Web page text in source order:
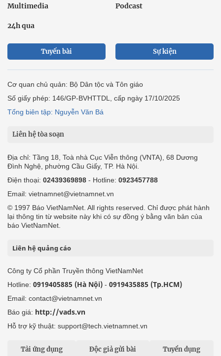
Multimedia Podcast
24h qua
Tuyến bài Sự kiện
Cơ quan chủ quản: Bộ Dân tộc và Tôn giáo
Số giấy phép: 146/GP-BVHTTDL, cấp ngày 17/10/2025
Tổng biên tập: Nguyễn Văn Bá
Liên hệ tòa soạn
Địa chỉ: Tầng 18, Toà nhà Cục Viễn thông (VNTA), 68 Dương
Đình Nghệ, phường Cầu Giấy, TP. Hà Nội.
Điện thoại: 02439369898 - Hotline: 0923457788
Email: vietnamnet@vietnamnet.vn
© 1997 Báo VietNamNet. All rights reserved. Chỉ được phát hành
lại thông tin từ website này khi có sự đồng ý bằng văn bản của
báo VietNamNet.
Liên hệ quảng cáo
Công ty Cổ phần Truyền thông VietNamNet
Hotline: 0919405885 (Hà Nội) - 0919435885 (Tp.HCM)
Email: contact@vietnamnet.vn
Báo giá: http://vads.vn
Hỗ trợ kỹ thuật: support@tech.vietnamnet.vn
Tải ứng dụng Độc giả gửi bài Tuyển dụng